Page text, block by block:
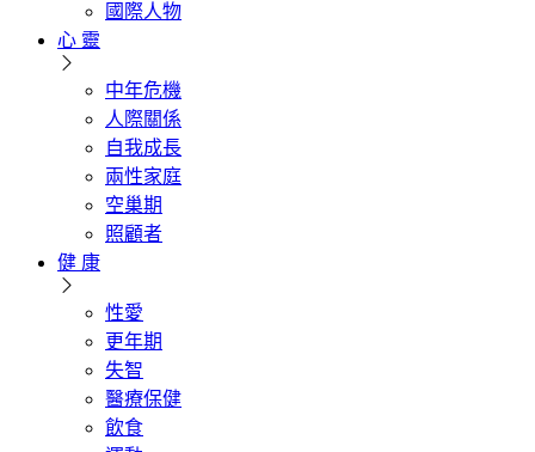
國際人物
心 靈
中年危機
人際關係
自我成長
兩性家庭
空巢期
照顧者
健 康
性愛
更年期
失智
醫療保健
飲食